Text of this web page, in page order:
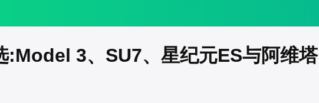
:Model 3、SU7、星纪元ES与阿维